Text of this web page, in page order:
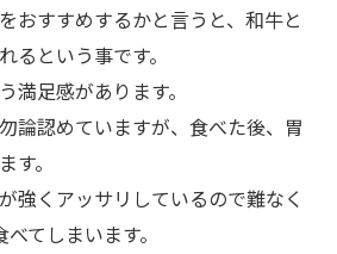
おすすめするかと言うと、和牛と
るという事です。
満足感があります。
論認めていますが、食べた後、胃
す。
強くアッサリしているので難なく
てしまいます。